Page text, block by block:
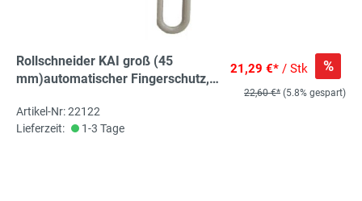
Rollschneider KAI groß (45
mm)automatischer Fingerschutz,
21,29 €* / Stk %
22,60 €* (5.8% gespart)
Artikel-Nr: 22122
Lieferzeit:
1-3 Tage